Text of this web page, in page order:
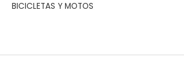
BICICLETAS Y MOTOS